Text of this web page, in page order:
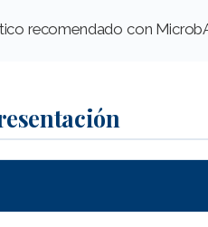
recomendado con